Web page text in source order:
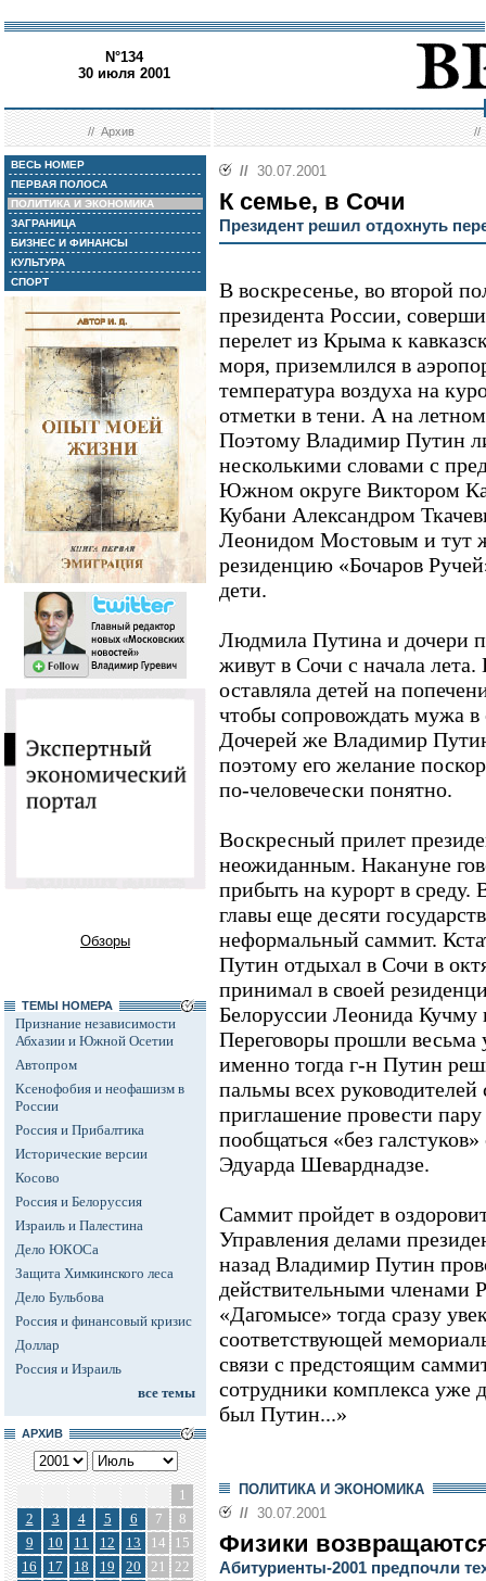
N°134
30 июля 2001
//Архив //
ВЕСЬ НОМЕР
ПЕРВАЯ ПОЛОСА
ПОЛИТИКА И ЭКОНОМИКА
ЗАГРАНИЦА
БИЗНЕС И ФИНАНСЫ
КУЛЬТУРА
СПОРТ
Обзоры
ТЕМЫ НОМЕРА
Признание независимости
Абхазии и Южной Осетии
Автопром
Ксенофобия и неофашизм в
России
Россия и Прибалтика
Исторические версии
Косово
Россия и Белоруссия
Израиль и Палестина
Дело ЮКОСа
Защита Химкинского леса
Дело Бульбова
Россия и финансовый кризис
Доллар
Россия и Израиль
все темы
АРХИВ
1
2
3 4 5 6 7
8
9
10 11 12 13 14
15
16
17 18 19 20 21
22
// 30.07.2001
К семье, в Сочи
Президент решил отдохнуть
В воскресенье, во второй
президента России,
перелет из Крыма к
моря, приземлился в
температура воздуха на
отметки в тени. А на
Поэтому Владимир Путин
несколькими словами с
Южном округе Виктором
Кубани Александром
Леонидом Мостовым и тут
резиденцию «Бочаров
дети.
Людмила Путина и дочери
живут в Сочи с начала
оставляла детей на
чтобы сопровождать мужа в
Дочерей же Владимир
поэтому его желание
по-человечески понятно.
Воскресный прилет
неожиданным. Накануне
прибыть на курорт в среду.
главы еще десяти
неформальный саммит.
Путин отдыхал в Сочи в
принимал в своей
Белоруссии Леонида
Переговоры прошли
именно тогда г-н Путин
пальмы всех
приглашение провести
пообщаться «без
Эдуарда Шеварднадзе.
Саммит пройдет в
Управления делами
назад Владимир Путин
действительными членами
«Дагомысе» тогда сразу
соответствующей
связи с предстоящим
сотрудники комплекса уже
был Путин...»
ПОЛИТИКА И ЭКОНОМИКА
// 30.07.2001
Физики
Абитуриенты-2001 предпочли